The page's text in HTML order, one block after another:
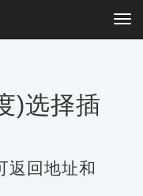
)选择插
返回地址和